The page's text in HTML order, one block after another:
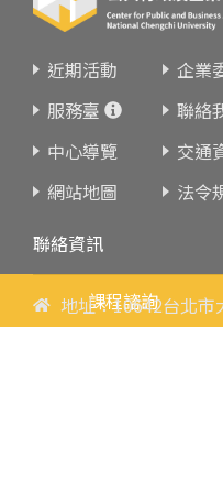
課程諮詢
近期活動 企業
服務臺
聯絡
中心導覽
交通
網站地圖
法令
聯絡資訊
地址：10642台北